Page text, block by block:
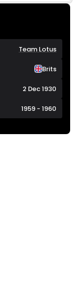
Team Lotus
Brits
2 Dec 1930
1959 - 1960